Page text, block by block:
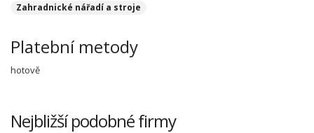
Zahradnické nářadí a stroje
Platební metody
hotově
Nejbližší podobné firmy